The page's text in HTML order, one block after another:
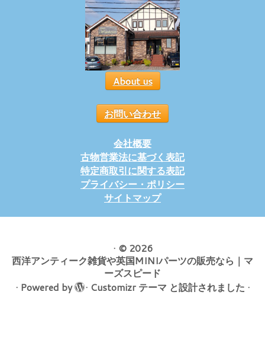
About us
お問い合わせ
会社概要
古物営業法に基づく表記
特定商取引に関する表記
プライバシー・ポリシー
サイトマップ
· © 2026
西洋アンティーク雑貨や英国MINIパーツの販売なら｜マ
ーズスピード
· Powered by · Customizr テーマ と設計されました ·